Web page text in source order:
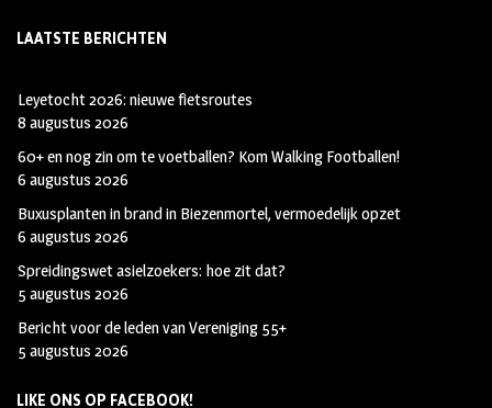
LAATSTE BERICHTEN
Leyetocht 2026: nieuwe fietsroutes
8 augustus 2026
60+ en nog zin om te voetballen? Kom Walking Footballen!
6 augustus 2026
Buxusplanten in brand in Biezenmortel, vermoedelijk opzet
6 augustus 2026
Spreidingswet asielzoekers: hoe zit dat?
5 augustus 2026
Bericht voor de leden van Vereniging 55+
5 augustus 2026
LIKE ONS OP FACEBOOK!